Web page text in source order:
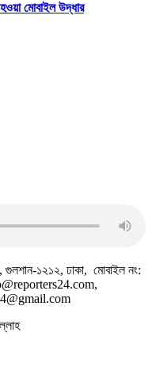
মোবাইল উদ্ধার
১২১২, ঢাকা, মোবাইল নং: